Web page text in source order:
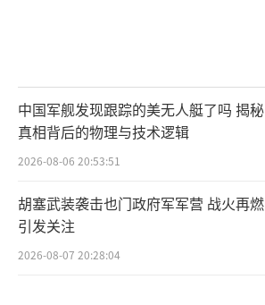
中国军舰发现跟踪的美无人艇了吗 揭秘
真相背后的物理与技术逻辑
2026-08-06 20:53:51
胡塞武装袭击也门政府军军营 战火再燃
引发关注
2026-08-07 20:28:04